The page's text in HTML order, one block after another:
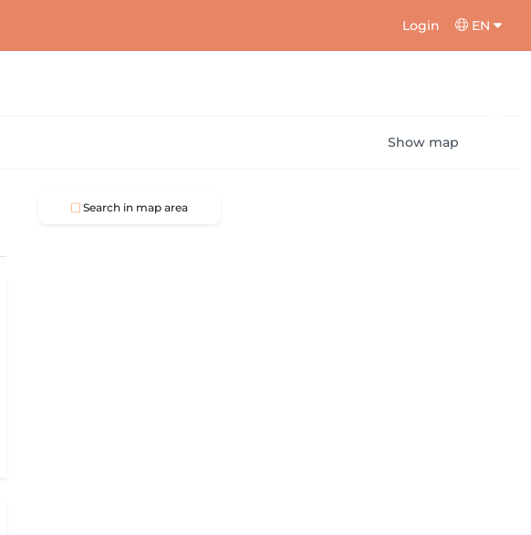
Login EN
Show map
Search in map area